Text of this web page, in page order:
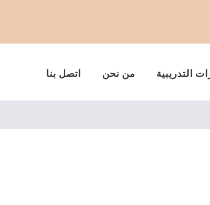
اتصل بنا من نحن التدريبية